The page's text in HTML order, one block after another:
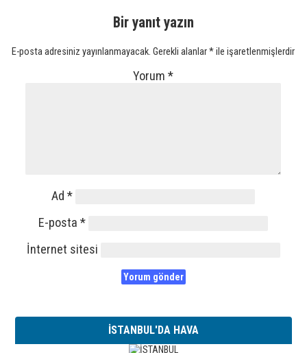
Bir yanıt yazın
E-posta adresiniz yayınlanmayacak. Gerekli alanlar*ile işaretlenmişlerdir
Yorum*
Ad*
E-posta*
İnternet sitesi
İSTANBUL'DA HAVA